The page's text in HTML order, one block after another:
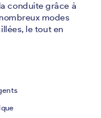
conduite grâce à
modes
le tout en